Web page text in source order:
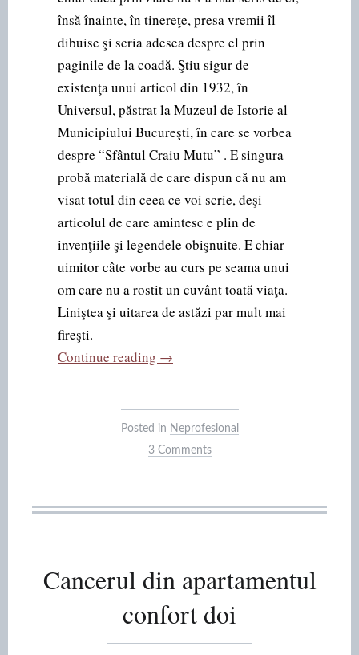
însă înainte, în tinereţe, presa vremii îl
dibuise şi scria adesea despre el prin
paginile de la coadă. Ştiu sigur de
existenţa unui articol din 1932, în
Universul, păstrat la Muzeul de Istorie al
Municipiului Bucureşti, în care se vorbea
despre “Sfântul Craiu Mutu” . E singura
probă materială de care dispun că nu am
visat totul din ceea ce voi scrie, deşi
articolul de care amintesc e plin de
invenţiile şi legendele obişnuite. E chiar
uimitor câte vorbe au curs pe seama unui
om care nu a rostit un cuvânt toată viaţa.
Liniştea şi uitarea de astăzi par mult mai
fireşti.
Continue reading “Sfântul
→
Posted in Neprofesional
3 Comments
Cancerul din apartamentul
confort doi